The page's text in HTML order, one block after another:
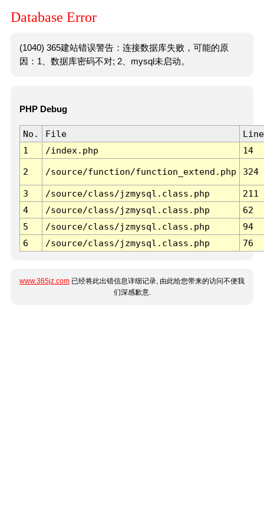
Database Error
(1040) 365建站错误警告：连接数据库失败，可能的原
因：1、数据库密码不对; 2、mysql未启动。
PHP Debug
No. File
Line
1
/index.php 14
2 /source/function/function_extend.php 324
3 /source/class/jzmysql.class.php
211
4
/source/class/jzmysql.class.php
62
5
/source/class/jzmysql.class.php
94
6
/source/class/jzmysql.class.php 76
www.365jz.com 已经将此出错信息详细记录, 由此给您带来的访问不便我
们深感歉意.